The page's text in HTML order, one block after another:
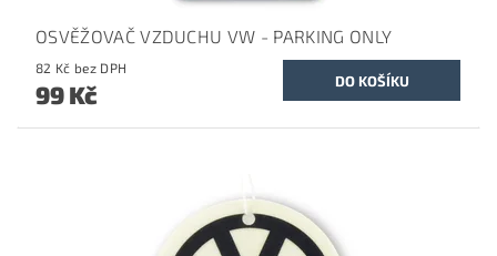
OSVĚŽOVAČ VZDUCHU VW - PARKING ONLY
82 Kč bez DPH
99 Kč